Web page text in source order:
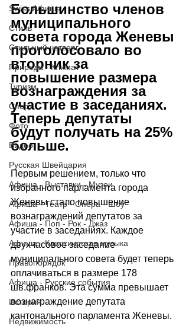
Swiss Афиша
Стиль
Стильный четверг
Природа - Климат
Туризм
Спорт
Фото
Видео
Русская Швейцария
Афиша - Выставки - Музеи
Афиша - Театр - Опера - Шоу
Афиша - Поп - Рок - Джаз
Афиша - Классическая музыка
Правопорядок
Афиша - Русские события
История
Недвижимость
Большинство членов
муниципального
совета города Женевы
проголосовало во
вторник за
повышение размера
вознаграждения за
участие в заседаниях.
Теперь депутаты
будут получать на 25%
больше.
Первым решением, только что
избранного парламента города
Женевы стало повышение
вознаграждений депутатов за
участие в заседаниях. Каждое
двухчасовое заседание
муниципального совета будет теперь
оплачиваться в размере 178
шв.франков. Эта сумма превышает
вознаграждение депутата
кантонального парламента Женевы.